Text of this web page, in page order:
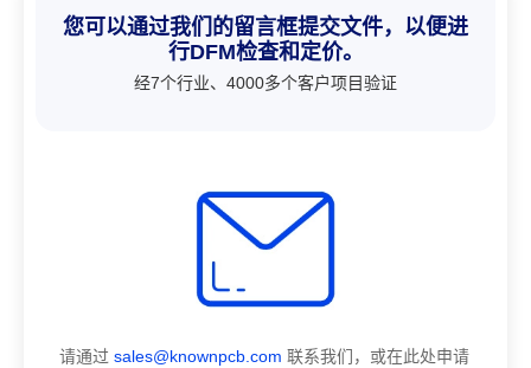
您可以通过我们的留言框提交文件，以便进
行DFM检查和定价。
经7个行业、4000多个客户项目验证
请通过 sales@knownpcb.com 联系我们，或在此处申请